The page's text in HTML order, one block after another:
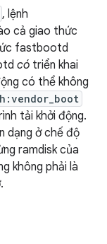
, lệnh
cả giao thức
fastbootd
có triển khai
có thể không
tải khởi động.
dạng ở chế độ
ramdisk của
không phải là